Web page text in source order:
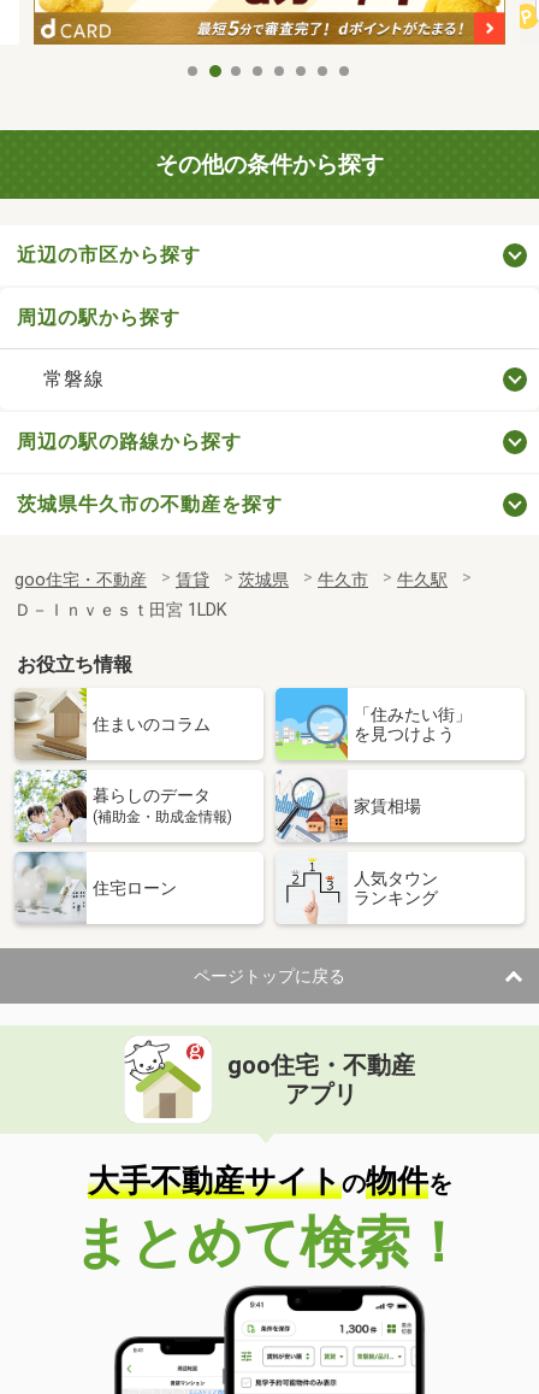
その他の条件から探す
近辺の市区から探す
周辺の駅から探す
常磐線
周辺の駅の路線から探す
茨城県牛久市の不動産を探す
goo住宅・不動産 賃貸 茨城県 牛久市
牛久駅
Ｄ－Ｉｎｖｅｓｔ田宮 1LDK
お役立ち情報
住まいのコラム
「住みたい街」
を見つけよう
暮らしのデータ
(補助金・助成金情報)
家賃相場
住宅ローン
人気タウン
ランキング
ページトップに戻る
goo住宅・不動産
アプリ
大手不動産サイトの物件を
まとめて検索！